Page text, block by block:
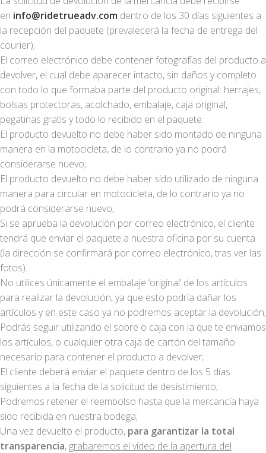
en info@ridetrueadv.com dentro de los 30 días siguientes a
la recepción del paquete (prevalecerá la fecha de entrega del
courier);
El correo electrónico debe contener fotografías del producto a
devolver, el cual debe aparecer intacto, sin daños y completo
con todo lo que formaba parte del producto original: herrajes,
bolsas protectoras, acolchado, embalaje, caja original,
pegatinas gratis y todo lo recibido en el paquete.
El producto devuelto no debe haber sido montado de ninguna
manera en la motocicleta, de lo contrario ya no podrá
considerarse nuevo;
El producto devuelto no debe haber sido utilizado de ninguna
manera para circular en motocicleta, de lo contrario ya no
podrá considerarse nuevo;
Si se aprueba la devolución por correo electrónico, el cliente
tendrá que enviar el paquete a nuestra oficina por su cuenta
(la dirección se confirmará por correo electrónico, tras ver las
fotos).
No utilices únicamente el embalaje ‘original’ de los artículos
para realizar la devolución, ya que esto podría dañar los
artículos y en este caso ya no podremos aceptar la devolución;
Podrás seguir utilizando el sobre o caja con la que te enviamos
los artículos, o cualquier otra caja de cartón del tamaño
necesario para contener el producto a devolver;
El cliente deberá enviar el paquete dentro de los 5 días
siguientes a la fecha de la solicitud de desistimiento;
Podremos retener el reembolso hasta que la mercancía haya
sido recibida en nuestra bodega;
Una vez devuelto el producto, para garantizar la total
transparencia, grabaremos el vídeo de la apertura del